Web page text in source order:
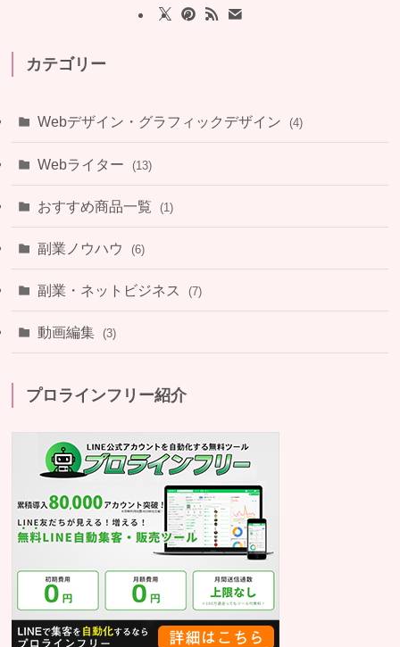
カテゴリー
Webデザイン・グラフィックデザイン (4)
Webライター (13)
おすすめ商品一覧 (1)
副業ノウハウ (6)
副業・ネットビジネス (7)
動画編集 (3)
プロラインフリー紹介